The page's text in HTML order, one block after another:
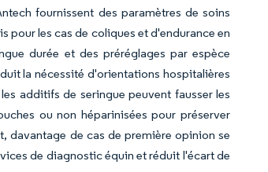
fournissent des paramètres de soins
pour les cas de coliques et d'endurance en
durée et des préréglages par espèce
la nécessité d'orientations hospitalières
additifs de seringue peuvent fausser les
ou non héparinisées pour préserver
davantage de cas de première opinion se
de diagnostic équin et réduit l'écart de